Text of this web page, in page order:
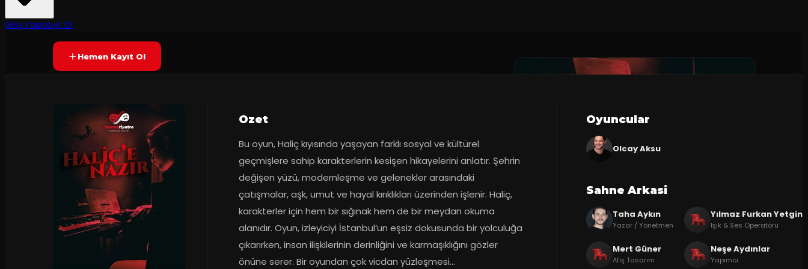
Giriş YapKayıt OlYAKINDA
Hemen Kayıt Ol
Ozet
Bu oyun, Haliç kıyısında yaşayan farklı sosyal ve kültürel
geçmişlere sahip karakterlerin kesişen hikayelerini anlatır. Şehrin
değişen yüzü, modernleşme ve gelenekler arasındaki
çatışmalar, aşk, umut ve hayal kırıklıkları üzerinden işlenir. Haliç,
karakterler için hem bir sığınak hem de bir meydan okuma
alanıdır. Oyun, izleyiciyi İstanbul’un eşsiz dokusunda bir yolculuğa
çıkarırken, insan ilişkilerinin derinliğini ve karmaşıklığını gözler
önüne serer. Bir oyundan çok vicdan yüzleşmesi...
Oyuncular
Olcay Aksu
Sahne Arkasi
Taha Aykın
Yazar / Yönetmen
Yılmaz Furkan Yetgin
Işık & Ses Operatörü
Mert Güner
Afiş Tasarım
Neşe Aydınlar
Yapımcı